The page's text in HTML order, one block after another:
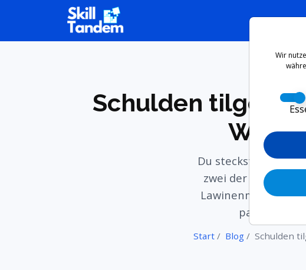
Schulden tilgen:
Du steckst in
zwei der
Lawinenmethode.
passt, um
Start Blog Schulden
Wir